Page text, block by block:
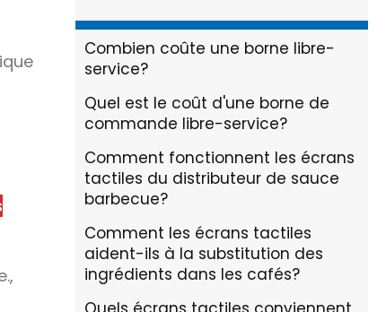
Combien coûte une borne libre-
service?
Quel est le coût d'une borne de
commande libre-service?
Comment fonctionnent les écrans
tactiles du distributeur de sauce
barbecue?
Comment les écrans tactiles
aident-ils à la substitution des
ingrédients dans les cafés?